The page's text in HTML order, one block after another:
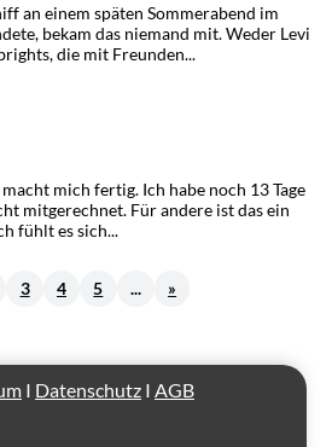
an einem späten Sommerabend im
bekam das niemand mit. Weder Levi
die mit Freunden...
mich fertig. Ich habe noch 13 Tage
mitgerechnet. Für andere ist das ein
fühlt es sich...
3 4 5 ... »
I Datenschutz I AGB